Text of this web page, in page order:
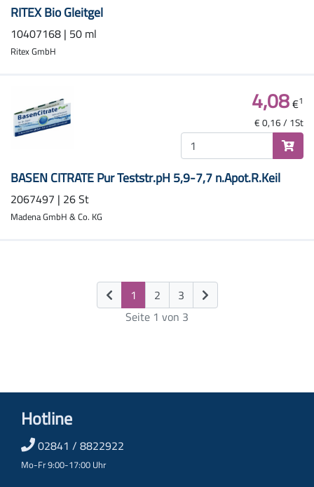
RITEX Bio Gleitgel
10407168 | 50 ml
Ritex GmbH
BASEN CITRATE Pur Teststr.pH 5,9-7,7 n.Apot.R.Keil
2067497 | 26 St
Madena GmbH & Co. KG
4,08€1
€ 0,16 / 1St
1 (current)
2
3
Seite 1 von 3
Hotline
02841 / 8822922
Mo-Fr 9:00-17:00 Uhr